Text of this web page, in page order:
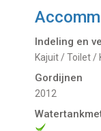
Indeling en
Kajuit / Toilet /
Gordijnen
2012